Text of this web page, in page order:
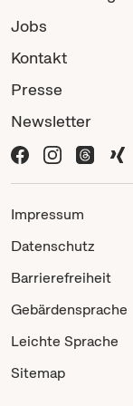
Jobs
Kontakt
Presse
Newsletter
Impressum
Datenschutz
Barrierefreiheit
Gebärdensprache
Leichte Sprache
Sitemap